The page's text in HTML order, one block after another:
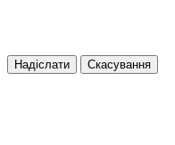
Надіслати Скасування